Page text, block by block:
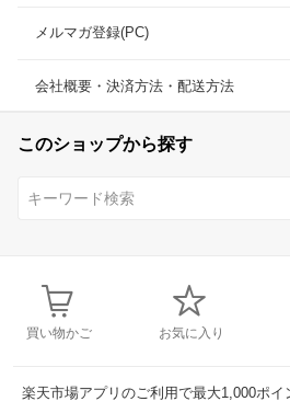
メルマガ登録(PC)
会社概要・決済方法・配送方法
このショップから探す
買い物かご お気に入り
楽天市場アプリのご利用で最大1,000ポイ